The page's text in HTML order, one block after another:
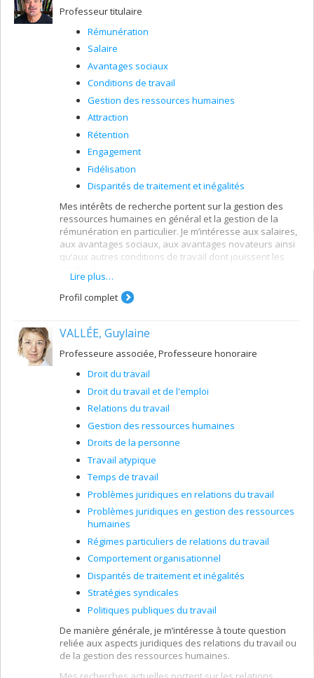
Professeur titulaire
Rémunération
Salaire
Avantages sociaux
Conditions de travail
Gestion des ressources humaines
Attraction
Rétention
Engagement
Fidélisation
Disparités de traitement et inégalités
Mes intérêts de recherche portent sur la gestion des
ressources humaines en général et la gestion de la
rémunération en particulier. Je m’intéresse aux salaires,
aux avantages sociaux, aux avantages novateurs ainsi
qu’aux autres conditions de travail dont jouissent les
Mes recherches portent aussi sur les liens entrent les
pratiques de GRH (rémunération, formation,
la rétention des employés en milieu organisationnel.
Enfin, je m’intéresse aux facteurs explicatifs des
attitudes et des comportements des travailleurs sur le
marché du travail.
Lire plus…
Profil complet
VALLÉE, Guylaine
Professeure associée, Professeure honoraire
Droit du travail
Droit du travail et de l'emploi
Relations du travail
Gestion des ressources humaines
Droits de la personne
Travail atypique
Temps de travail
Problèmes juridiques en relations du travail
Problèmes juridiques en gestion des ressources
humaines
Régimes particuliers de relations du travail
Comportement organisationnel
Disparités de traitement et inégalités
Stratégies syndicales
Politiques publiques du travail
De manière générale, je m’intéresse à toute question
reliée aux aspects juridiques des relations du travail ou
de la gestion des ressources humaines.